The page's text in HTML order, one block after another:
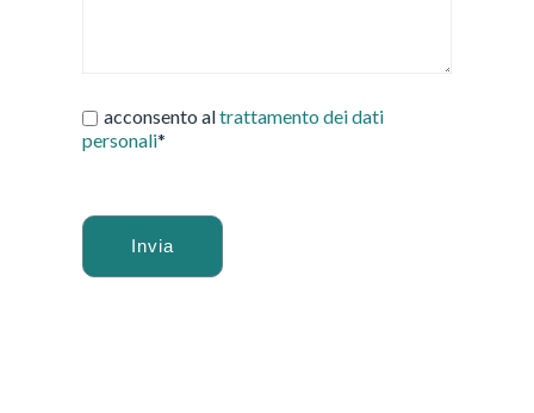
acconsento altrattamento dei dati
personali*